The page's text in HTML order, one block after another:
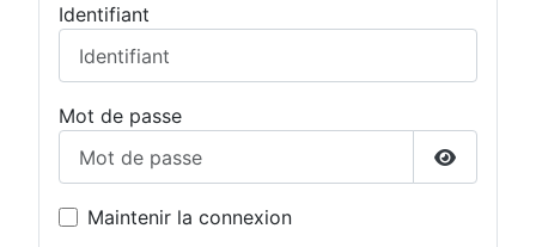
Identifiant
Mot de passe
Afficher
Maintenir la connexion